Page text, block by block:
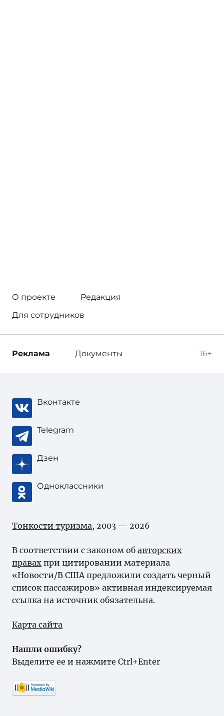
О проекте
Редакция
Для сотрудников
16+
Реклама Документы
Вконтакте
Telegram
Дзен
Одноклассники
Тонкости туризма, 2003 — 2026
В соответствии с законом об авторских
правах при цитировании материала
«Новости/В США предложили создать черный
список пассажиров» активная индексируемая
ссылка на источник обязательна.
Карта сайта
Нашли ошибку?
Выделите ее и нажмите Ctrl+Enter